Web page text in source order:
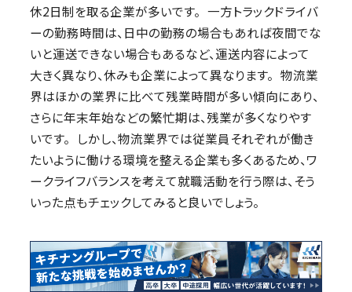
休2日制を取る企業が多いです。 一方トラックドライバ
ーの勤務時間は、日中の勤務の場合もあれば夜間でな
いと運送できない場合もあるなど、運送内容によって
大きく異なり、休みも企業によって異なります。 物流業
界はほかの業界に比べて残業時間が多い傾向にあり、
さらに年末年始などの繁忙期は、残業が多くなりやす
いです。 しかし、物流業界では従業員それぞれが働き
たいように働ける環境を整える企業も多くあるため、ワ
ークライフバランスを考えて就職活動を行う際は、そう
いった点もチェックしてみると良いでしょう。